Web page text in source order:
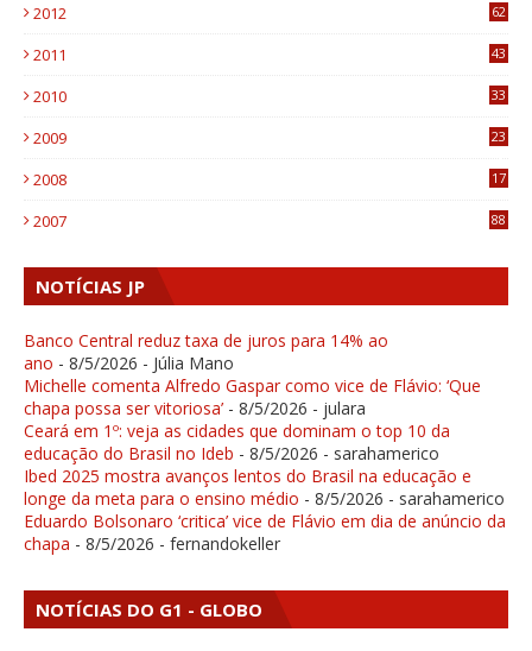
2012
62
2011
43
2010
33
2009
23
2008
17
2007 88
NOTÍCIAS JP
Banco Central reduz taxa de juros para 14% ao
ano - 8/5/2026 - Júlia Mano
Michelle comenta Alfredo Gaspar como vice de Flávio: ‘Que
chapa possa ser vitoriosa’ - 8/5/2026 - julara
Ceará em 1º: veja as cidades que dominam o top 10 da
educação do Brasil no Ideb - 8/5/2026 - sarahamerico
Ibed 2025 mostra avanços lentos do Brasil na educação e
longe da meta para o ensino médio - 8/5/2026 - sarahamerico
Eduardo Bolsonaro ‘critica’ vice de Flávio em dia de anúncio da
chapa - 8/5/2026 - fernandokeller
NOTÍCIAS DO G1 - GLOBO